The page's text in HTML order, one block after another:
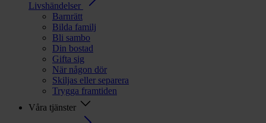
Livshändelser
Barnrätt
Bilda familj
Bli sambo
Din bostad
Gifta sig
När någon dör
Skiljas eller separera
Trygga framtiden
Våra tjänster